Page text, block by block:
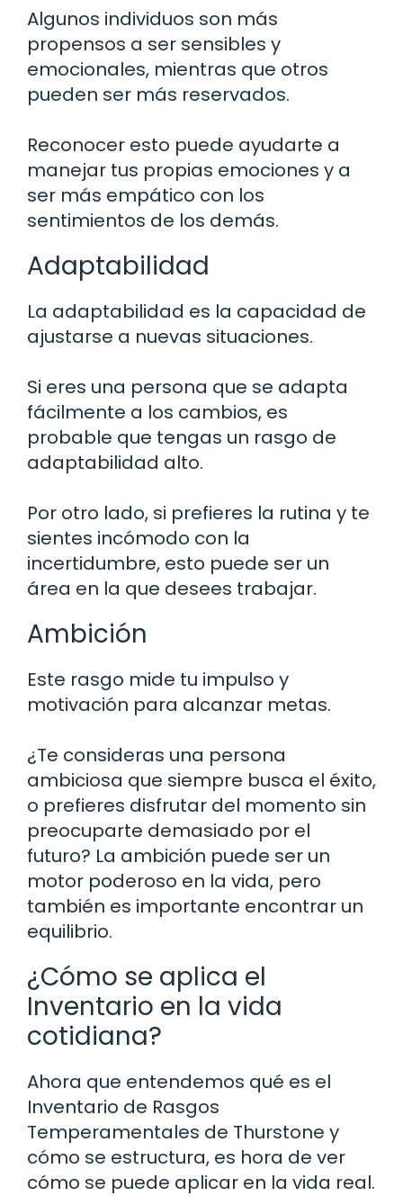
Algunos individuos son más
propensos a ser sensibles y
emocionales, mientras que otros
pueden ser más reservados.
Reconocer esto puede ayudarte a
manejar tus propias emociones y a
ser más empático con los
sentimientos de los demás.
Adaptabilidad
La adaptabilidad es la capacidad de
ajustarse a nuevas situaciones.
Si eres una persona que se adapta
fácilmente a los cambios, es
probable que tengas un rasgo de
adaptabilidad alto.
Por otro lado, si prefieres la rutina y te
sientes incómodo con la
incertidumbre, esto puede ser un
área en la que desees trabajar.
Ambición
Este rasgo mide tu impulso y
motivación para alcanzar metas.
¿Te consideras una persona
ambiciosa que siempre busca el éxito,
o prefieres disfrutar del momento sin
preocuparte demasiado por el
futuro? La ambición puede ser un
motor poderoso en la vida, pero
también es importante encontrar un
equilibrio.
¿Cómo se aplica el
Inventario en la vida
cotidiana?
Ahora que entendemos qué es el
Inventario de Rasgos
Temperamentales de Thurstone y
cómo se estructura, es hora de ver
cómo se puede aplicar en la vida real.